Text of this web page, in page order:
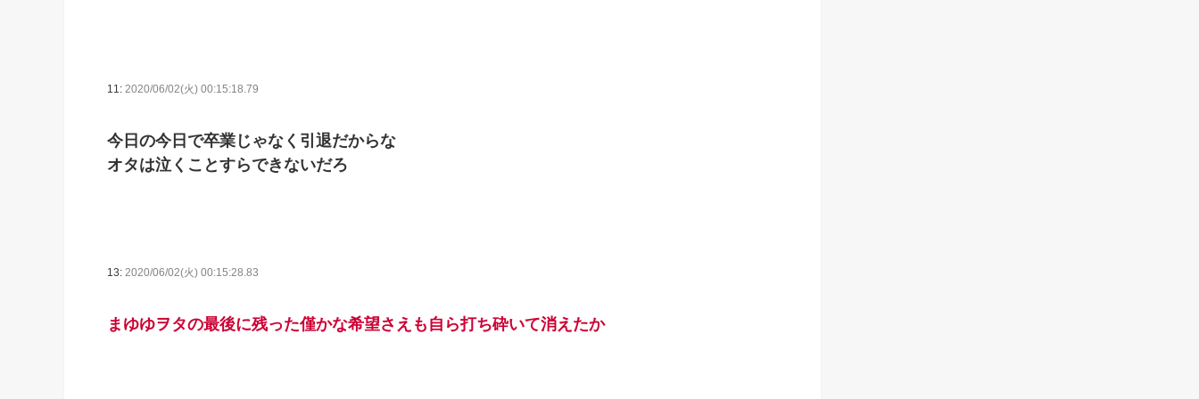
11: 2020/06/02(火) 00:15:18.79
今日の今日で卒業じゃなく引退だからな
オタは泣くことすらできないだろ
13: 2020/06/02(火) 00:15:28.83
まゆゆヲタの最後に残った僅かな希望さえも自ら打ち砕いて消えたか